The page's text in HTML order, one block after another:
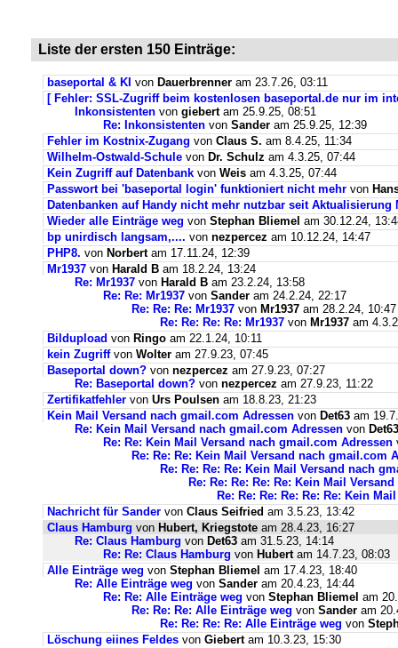
Liste der ersten 150 Einträge:
baseportal & KI von Dauerbrenner am 23.7.26, 03:11
[ Fehler: SSL-Zugriff beim kostenlosen baseportal.de nur im
Inkonsistenten von giebertam 25.9.25, 08:51
Re: Inkonsistenten von Sander am 25.9.25, 12:39
Fehler im Kostnix-Zugang von Claus S. am 8.4.25, 11:34
Wilhelm-Ostwald-Schule von Dr. Schulz am 4.3.25, 07:44
Kein Zugriff auf Datenbank von Weis am 4.3.25, 07:44
Passwort bei 'baseportal login' funktioniert nicht mehr von
Datenbanken auf Handy nicht mehr nutzbar seit Aktualisierung
Wieder alle Einträge weg von Stephan Bliemel am 30.12.24,
bp unirdisch langsam,.... von nezpercez am 10.12.24, 14:47
PHP8. von Norbertam 17.11.24, 12:39
Mr1937 von Harald B am 18.2.24, 13:24
Re: Mr1937 von Harald B am 23.2.24, 13:58
Re: Re: Mr1937 von Sander am 24.2.24, 22:17
Re: Re: Re: Mr1937 von Mr1937 am 28.2.24, 10:47
Re: Re: Re: Re: Mr1937 von Mr1937 am
Bildupload von Ringo am 22.1.24, 10:11
kein Zugriffvon Wolter am 27.9.23, 07:45
Baseportal down? von nezpercez am 27.9.23, 07:27
Re: Baseportal down? von nezpercez am 27.9.23, 11:22
Zertifikatfehler von Urs Poulsen am 18.8.23, 21:23
Kein Mail Versand nach gmail.com Adressen von Det63 am
Re: Kein Mail Versand nach gmail.com Adressen von Det63
Re: Re: Kein Mail Versand nach gmail.com Adressen
Re: Re: Re: Kein Mail Versand nach gmail.com
Re: Re: Re: Re: Kein Mail Versand nach
Re: Re: Re: Re: Re: Kein Mail
Re: Re: Re: Re: Re: Re: Kein
Nachricht für Sander von Claus Seifried am 3.5.23, 13:42
Claus Hamburg von Hubert, Kriegstote am 28.4.23, 16:27
Re: Claus Hamburg von Det63 am 31.5.23, 14:14
Re: Re: Claus Hamburg von Hubertam 14.7.23, 08:03
Alle Einträge weg von Stephan Bliemel am 17.4.23, 18:40
Re: Alle Einträge weg von Sander am 20.4.23, 14:44
Re: Re: Alle Einträge weg von Stephan Bliemel am
Re: Re: Re: Alle Einträge weg von Sander am
Re: Re: Re: Re: Alle Einträge weg von
Löschung eiines Feldes von Giebertam 10.3.23, 15:30